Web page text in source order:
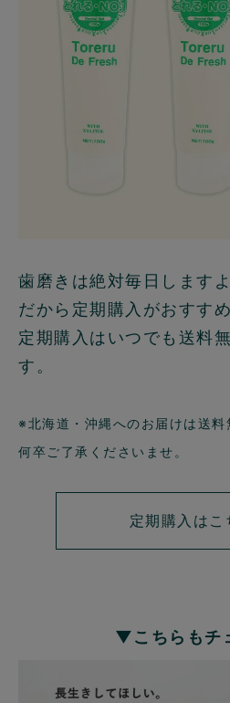
歯磨きは絶対毎日しますよ
だから定期購入がおすすめ
定期購入はいつでも送料
す。
※北海道・沖縄へのお届けは送料
何卒ご了承くださいませ。
定期購入は
▼こちらもチ